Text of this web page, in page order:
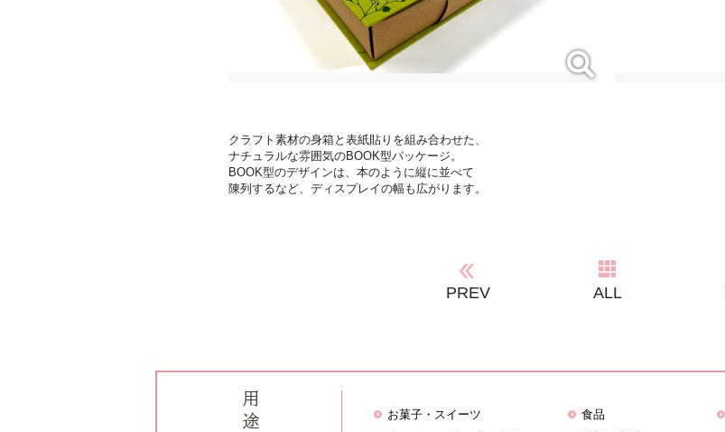
クラフト素材の身箱と表紙貼りを組み合わせた、
ナチュラルな雰囲気のBOOK型パッケージ。
BOOK型のデザインは、本のように縦に並べて
陳列するなど、ディスプレイの幅も広がります。
PREV ALL
お菓子・スイーツ
食品